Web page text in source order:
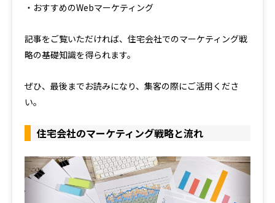
・おすすめのWebマーケティング
記事をご覧いただければ、住宅会社でのマーケティング戦
略の基礎知識を得られます。
ぜひ、最後までお読みになり、集客の際にご活用くださ
い。
住宅会社のマーケティング戦略と流れ